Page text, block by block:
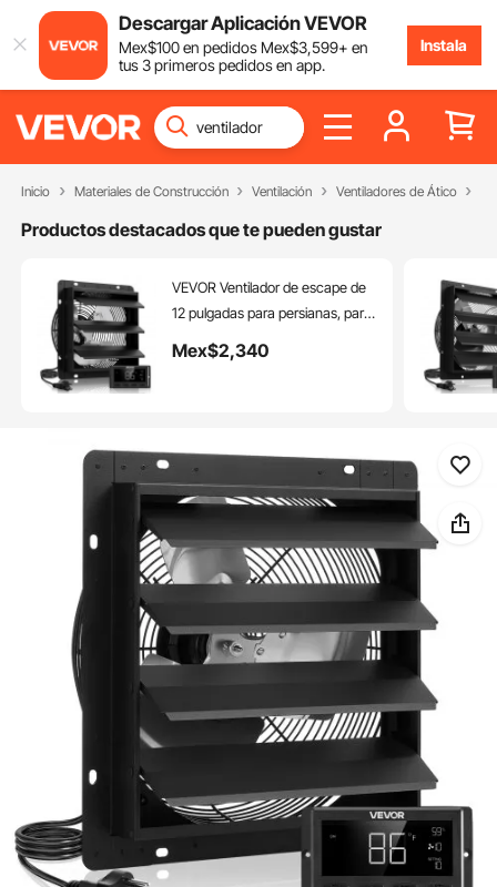
Descargar Aplicación VEVOR
Mex$100en pedidos Mex$3,599+ en
tus 3 primeros pedidos en app.
Instala
Inicio Materiales de Construcción Ventilación Ventiladores de Ático
Productos destacados que te pueden gustar
VEVOR Ventilador de escape de
12 pulgadas para persianas, para
de velocidad variable y
invernaderos, color negro
Mex$2,340